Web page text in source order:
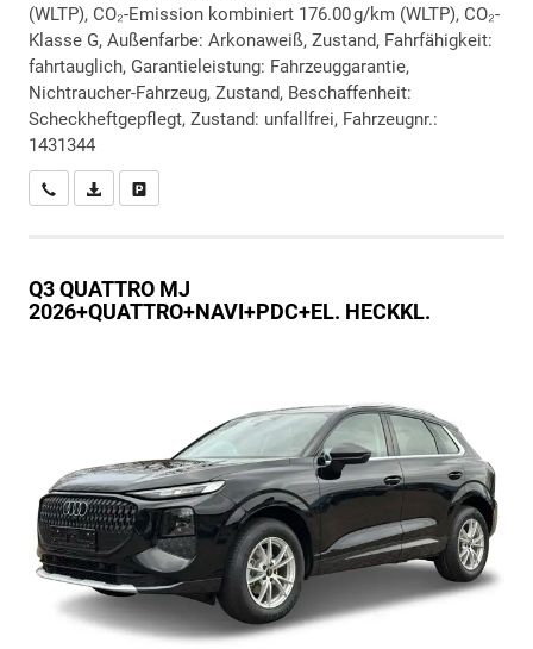
(WLTP), CO₂-Emission kombiniert 176.00 g/km (WLTP), CO₂-
Klasse G, Außenfarbe: Arkonaweiß, Zustand, Fahrfähigkeit:
fahrtauglich, Garantieleistung: Fahrzeuggarantie,
Nichtraucher-Fahrzeug, Zustand, Beschaffenheit:
Scheckheftgepflegt, Zustand: unfallfrei, Fahrzeugnr.:
1431344
Wir rufen Sie anPDF-Datei, Fahrzeugexposé drucken
Q3QUATTRO MJ
2026+QUATTRO+NAVI+PDC+EL. HECKKL.